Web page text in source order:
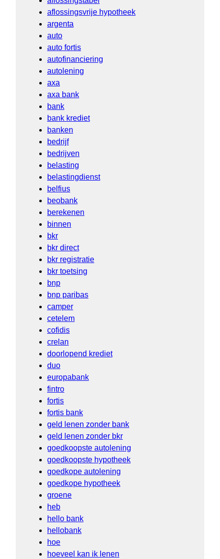
aflossingsvrije hypotheek
argenta
auto
auto fortis
autofinanciering
autolening
axa
axa bank
bank
bank krediet
banken
bedrijf
bedrijven
belasting
belastingdienst
belfius
beobank
berekenen
binnen
bkr
bkr direct
bkr registratie
bkr toetsing
bnp
bnp paribas
camper
cetelem
cofidis
crelan
doorlopend krediet
duo
europabank
fintro
fortis
fortis bank
geld lenen zonder bank
geld lenen zonder bkr
goedkoopste autolening
goedkoopste hypotheek
goedkope autolening
goedkope hypotheek
groene
heb
hello bank
hellobank
hoe
hoeveel kan ik lenen